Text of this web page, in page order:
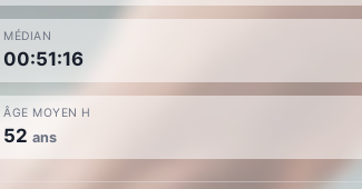
MÉDIAN
00:51:16
ÂGE MOYEN H
52 ans